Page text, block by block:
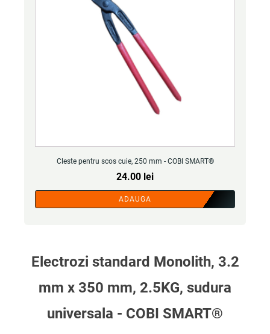
Cleste pentru scos cuie, 250 mm - COBI SMART®
24.00 lei
ADAUGA
Electrozi standard Monolith, 3.2
mm x 350 mm, 2.5KG, sudura
universala - COBI SMART®